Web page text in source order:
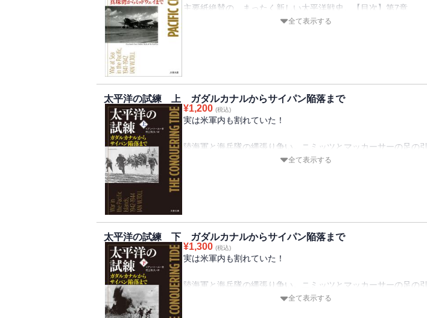
主要紙絶賛の、まったく新しい太平洋戦史。【目次】第7章
ABDA司令部の崩壊第8章 ドゥーリットル、奇跡の帝都攻撃第9
全て表示する
太平洋の試練 上 ガダルカナルからサイパン陥落まで
¥1,200 (税込)
実は米軍内も割れていた！
陸海軍と海兵隊の縄張り争い。ニミッツとマッカーサーの足の引
っ張りあい。米国側から初めて描かれるミッドウェイ以降の日米
第一章 ガダルカナルへの反攻
第二章 第一次ソロモン海戦
第四章 南太平洋で戦える米空母はホーネットのみ
全て表示する
太平洋の試練 下 ガダルカナルからサイパン陥落まで
¥1,300 (税込)
実は米軍内も割れていた！
陸海軍と海兵隊の縄張り争い。ニミッツとマッカーサーの足の引
っ張りあい。米国側から初めて描かれるミッドウェイ以降の日米
全て表示する